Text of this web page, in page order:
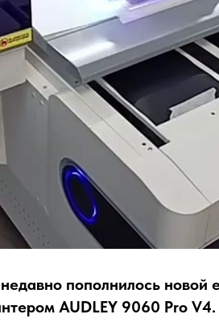
пополнилось новой
AUDLEY 9060 Pro V4.